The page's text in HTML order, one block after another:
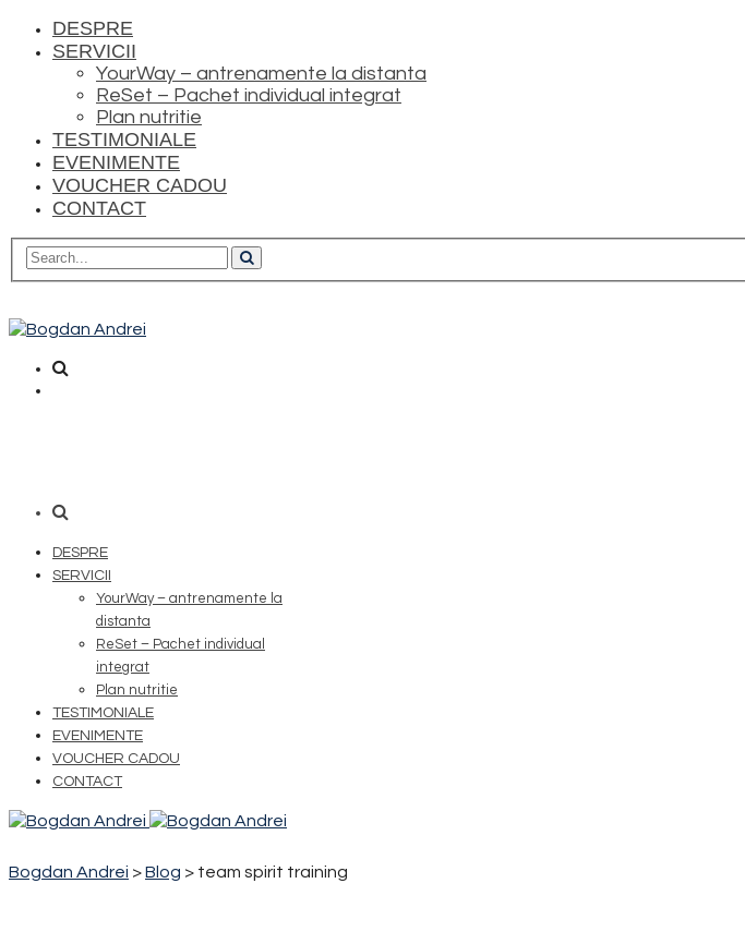
DESPRE
SERVICII
YourWay – antrenamente la distanta
ReSet – Pachet individual integrat
Plan nutritie
TESTIMONIALE
EVENIMENTE
VOUCHER CADOU
CONTACT
DESPRE
SERVICII
YourWay – antrenamente la
distanta
ReSet – Pachet individual
integrat
Plan nutritie
TESTIMONIALE
EVENIMENTE
VOUCHER CADOU
CONTACT
Bogdan Andrei >Blog > team spirit training